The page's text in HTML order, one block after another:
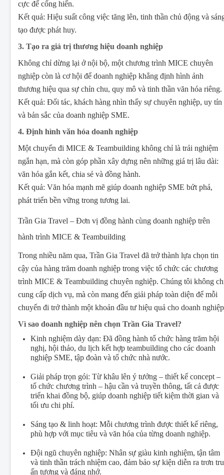
cực để cống hiến.
Kết quả: Hiệu suất công việc tăng lên, tinh thần chủ động và
tạo được phát huy.
3. Tạo ra giá trị thương hiệu doanh nghiệp
Không chỉ dừng lại ở nội bộ, một chương trình MICE chuyên
nghiệp còn là cơ hội để doanh nghiệp khẳng định hình ảnh
thương hiệu qua sự chỉn chu, quy mô và tinh thần văn hóa riêng.
Kết quả: Đối tác, khách hàng nhìn thấy sự chuyên nghiệp, uy tín
và bản sắc của doanh nghiệp SME.
4. Định hình văn hóa doanh nghiệp
Một chuyến đi MICE & Teambuilding không chỉ là trải nghiệm
ngắn hạn, mà còn góp phần xây dựng nên những giá trị lâu dài:
văn hóa gắn kết, chia sẻ và đồng hành.
Kết quả: Văn hóa mạnh mẽ giúp doanh nghiệp SME bứt phá,
phát triển bền vững trong tương lai.
Trần Gia Travel – Đơn vị đồng hành cùng doanh nghiệp trên
hành trình MICE & Teambuilding
Trong nhiều năm qua, Trần Gia Travel đã trở thành lựa chọn tin
cậy của hàng trăm doanh nghiệp trong việc tổ chức các chương
trình MICE & Teambuilding chuyên nghiệp. Chúng tôi không
cung cấp dịch vụ, mà còn mang đến giải pháp toàn diện để mỗi
chuyến đi trở thành một khoản đầu tư hiệu quả cho doanh
Vì sao doanh nghiệp nên chọn Trần Gia Travel?
Kinh nghiệm dày dạn: Đã đồng hành tổ chức hàng trăm hội
nghị, hội thảo, du lịch kết hợp teambuilding cho các doanh
nghiệp SME, tập đoàn và tổ chức nhà nước.
Giải pháp trọn gói: Từ khâu lên ý tưởng – thiết kế concept –
tổ chức chương trình – hậu cần và truyền thông, tất cả được
triển khai đồng bộ, giúp doanh nghiệp tiết kiệm thời gian và
tối ưu chi phí.
Sáng tạo & linh hoạt: Mỗi chương trình được thiết kế riêng,
phù hợp với mục tiêu và văn hóa của từng doanh nghiệp.
Đội ngũ chuyên nghiệp: Nhân sự giàu kinh nghiệm, tận tâm
và tinh thần trách nhiệm cao, đảm bảo sự kiện diễn ra trơn
ấn tượng và đáng nhớ.